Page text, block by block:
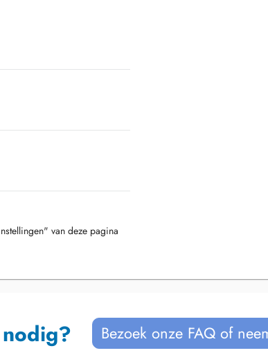
van deze pagina
Bezoek onze FAQ of